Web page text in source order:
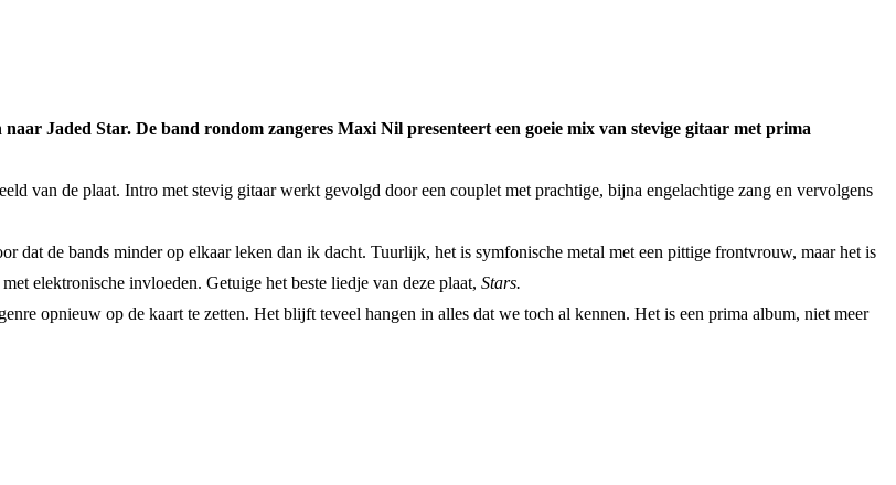
Jaded Star. De band rondom zangeres Maxi Nil presenteert een goeie mix van stevige gitaar met prima
van de plaat. Intro met stevig gitaar werkt gevolgd door een couplet met prachtige, bijna engelachtige zang en vervolgens
dat de bands minder op elkaar leken dan ik dacht. Tuurlijk, het is symfonische metal met een pittige frontvrouw, maar het is
elektronische invloeden. Getuige het beste liedje van deze plaat, Stars.
opnieuw op de kaart te zetten. Het blijft teveel hangen in alles dat we toch al kennen. Het is een prima album, niet meer